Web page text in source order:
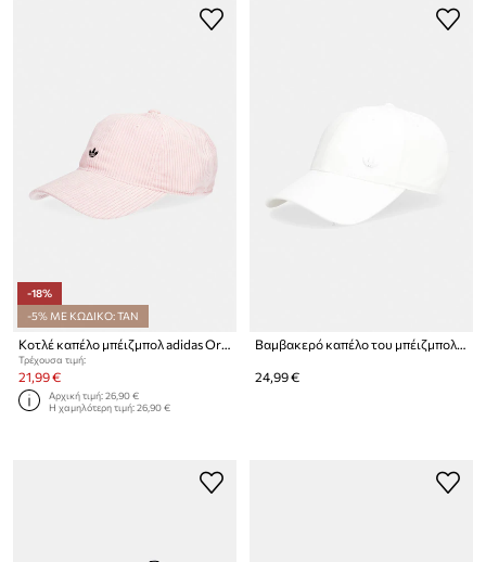
-18%
-5% ΜΕ ΚΩΔΙΚΟ: TAN
Κοτλέ καπέλο μπέιζμπολ adidas Originals
Τρέχουσα τιμή:
21,99 €
Αρχική τιμή:26,90 €
Η χαμηλότερη τιμή:26,90 €
Βαμβακερό καπέλο του μπέιζμπολ adidas Originals OG Sport
24,99 €